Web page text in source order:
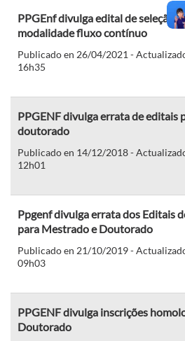
PPGEnf divulga edital de seleção
modalidade fluxo contínuo
Publicado en 26/04/2021 -
16h35
PPGENF divulga errata de editais
doutorado
Publicado en 14/12/2018 -
12h01
Ppgenf divulga errata dos Editais
para Mestrado e Doutorado
Publicado en 21/10/2019 -
09h03
PPGENF divulga inscrições
Doutorado